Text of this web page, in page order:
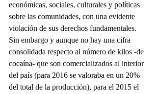
económicas, sociales, culturales y políticas
sobre las comunidades, con una evidente
violación de sus derechos fundamentales.
Sin embargo y aunque no hay una cifra
consolidada respecto al número de kilos -de
cocaína- que son comercializados al interior
del país (para 2016 se valoraba en un 20%
del total de la producción), para el 2015 el